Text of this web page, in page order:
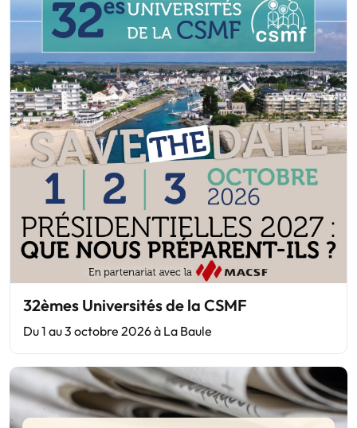
32èmes Universités de la CSMF
Du 1 au 3 octobre 2026 à La Baule